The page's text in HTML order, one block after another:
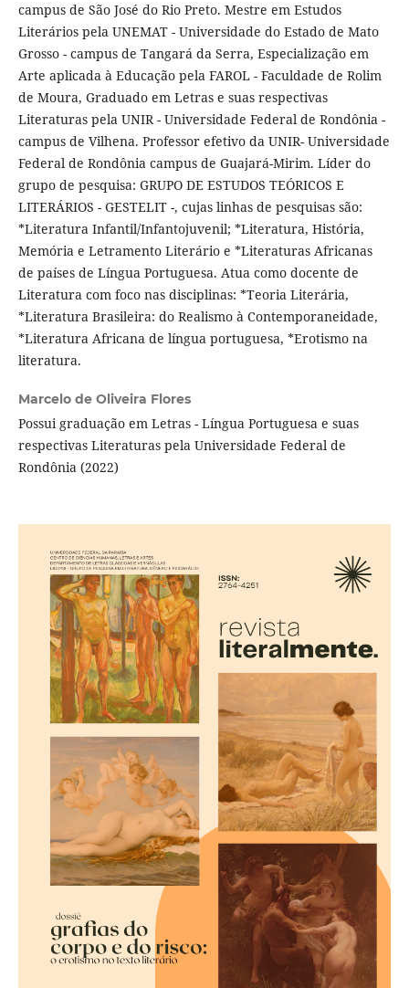
campus de São José do Rio Preto. Mestre em Estudos
Literários pela UNEMAT - Universidade do Estado de Mato
Grosso - campus de Tangará da Serra, Especialização em
Arte aplicada à Educação pela FAROL - Faculdade de Rolim
de Moura, Graduado em Letras e suas respectivas
Literaturas pela UNIR - Universidade Federal de Rondônia -
campus de Vilhena. Professor efetivo da UNIR- Universidade
Federal de Rondônia campus de Guajará-Mirim. Líder do
grupo de pesquisa: GRUPO DE ESTUDOS TEÓRICOS E
LITERÁRIOS - GESTELIT -, cujas linhas de pesquisas são:
*Literatura Infantil/Infantojuvenil; *Literatura, História,
Memória e Letramento Literário e *Literaturas Africanas
de países de Língua Portuguesa. Atua como docente de
Literatura com foco nas disciplinas: *Teoria Literária,
*Literatura Brasileira: do Realismo à Contemporaneidade,
*Literatura Africana de língua portuguesa, *Erotismo na
literatura.
Marcelo de Oliveira Flores
Possui graduação em Letras - Língua Portuguesa e suas
respectivas Literaturas pela Universidade Federal de
Rondônia (2022)